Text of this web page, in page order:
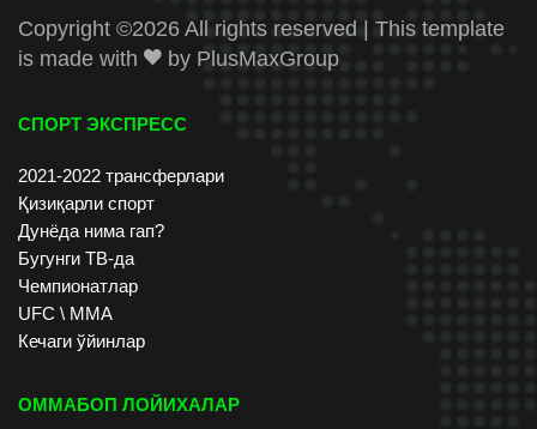
Copyright ©2026 All rights reserved | This template
is made with
by PlusMaxGroup
СПОРТ ЭКСПРЕСС
2021-2022 трансферлари
Қизиқарли спорт
Дунёда нима гап?
Бугунги ТВ-да
Чемпионатлар
UFC \ ММА
Кечаги ўйинлар
ОММАБОП ЛОЙИХАЛАР